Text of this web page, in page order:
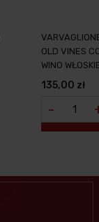
OLD VINES
WINO
135,00 zł
-